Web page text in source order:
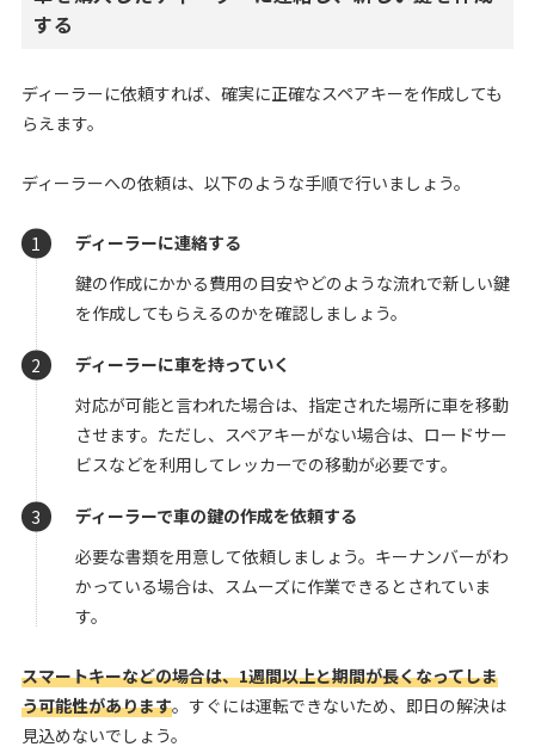
する
ディーラーに依頼すれば、確実に正確なスペアキーを作成しても
らえます。
ディーラーへの依頼は、以下のような手順で行いましょう。
ディーラーに連絡する
鍵の作成にかかる費用の目安やどのような流れで新しい鍵
を作成してもらえるのかを確認しましょう。
ディーラーに車を持っていく
対応が可能と言われた場合は、指定された場所に車を移動
させます。ただし、スペアキーがない場合は、ロードサー
ビスなどを利用してレッカーでの移動が必要です。
ディーラーで車の鍵の作成を依頼する
必要な書類を用意して依頼しましょう。キーナンバーがわ
かっている場合は、スムーズに作業できるとされていま
す。
スマートキーなどの場合は、1週間以上と期間が長くなってしま
う可能性があります。すぐには運転できないため、即日の解決は
見込めないでしょう。